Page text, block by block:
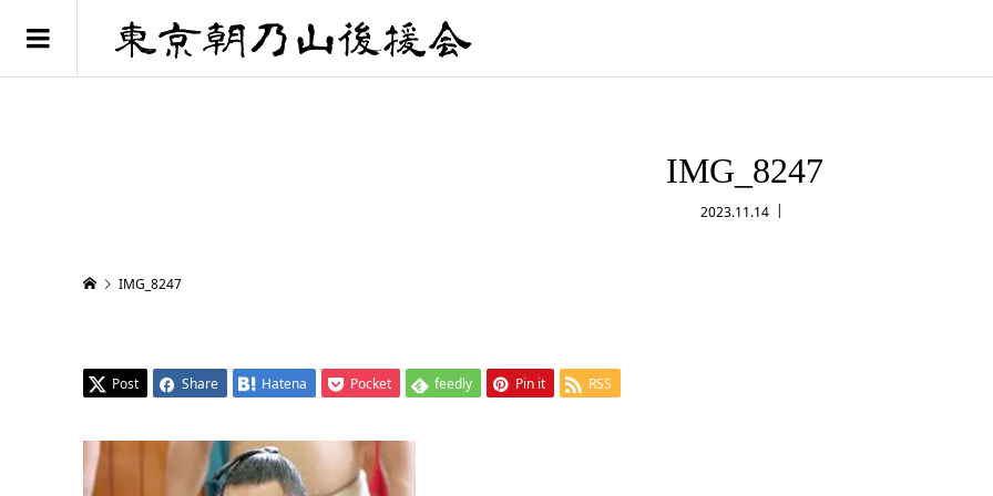
IMG_8247
2023.11.14
IMG_8247
Post Share Hatena Pocket feedly Pin it RSS